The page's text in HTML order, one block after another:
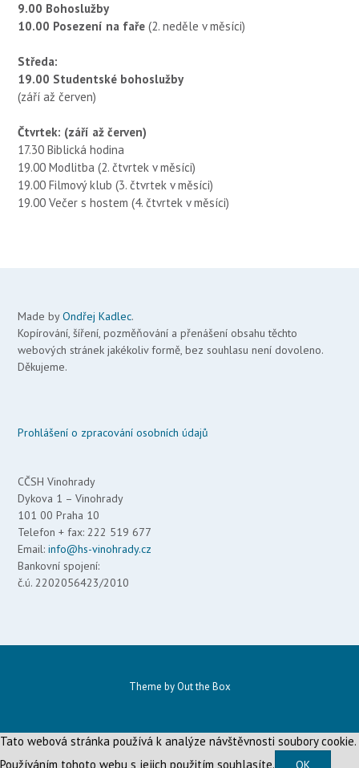
9.00 Bohoslužby
10.00 Posezení na faře (2. neděle v měsíci)
Středa:
19.00 Studentské bohoslužby
(září až červen)
Čtvrtek: (září až červen)
17.30 Biblická hodina
19.00 Modlitba (2. čtvrtek v měsíci)
19.00 Filmový klub (3. čtvrtek v měsíci)
19.00 Večer s hostem (4. čtvrtek v měsíci)
Made byOndřej Kadlec.
Kopírování, šíření, pozměňování a přenášení obsahu těchto
webových stránek jakékoliv formě, bez souhlasu není dovoleno.
Děkujeme.
Prohlášení o zpracování osobních údajů
CČSH Vinohrady
Dykova 1 – Vinohrady
101 00 Praha 10
Telefon + fax: 222 519 677
Email: info@hs-vinohrady.cz
Bankovní spojení:
č.ú. 2202056423/2010
Theme byOut the Box
Tato webová stránka používá k analýze návštěvnosti soubory cookie.
Používáním tohoto webu s jejich použitím souhlasíte.
OK